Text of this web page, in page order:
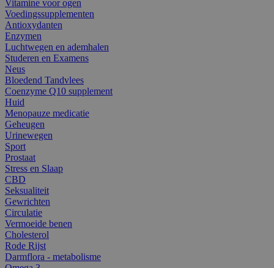
Vitamine voor ogen
Voedingssupplementen
Antioxydanten
Enzymen
Luchtwegen en ademhalen
Studeren en Examens
Neus
Bloedend Tandvlees
Coenzyme Q10 supplement
Huid
Menopauze medicatie
Geheugen
Urinewegen
Sport
Prostaat
Stress en Slaap
CBD
Seksualiteit
Gewrichten
Circulatie
Vermoeide benen
Cholesterol
Rode Rijst
Darmflora - metabolisme